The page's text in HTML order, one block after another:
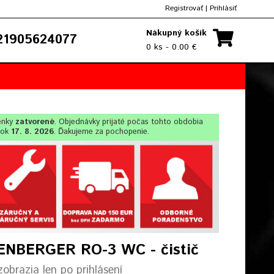
Registrovať | Prihlásiť
Nákupný košík
0 ks - 0.00 €
zatvorené. Objednávky prijaté počas tohto obdobia
17. 8. 2026. Ďakujeme za pochopenie.
RO-3 WC - čistič
len po prihlásení